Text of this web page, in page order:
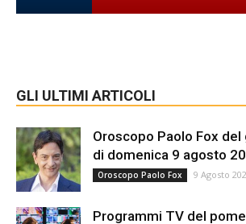
GLI ULTIMI ARTICOLI
Oroscopo Paolo Fox
di domenica 9 agosto
Oroscopo Paolo Fox 9 Agosto
Programmi TV del